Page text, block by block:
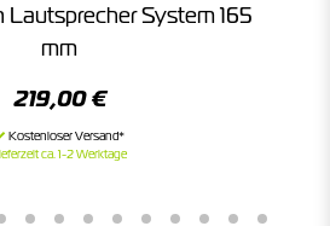
System 165
mm
219,00 €
ca. 1-2 Werktage